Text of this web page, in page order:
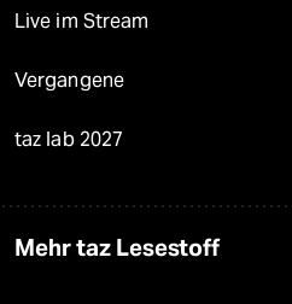
Live im Stream
Vergangene
taz lab 2027
Mehr taz Lesestoff